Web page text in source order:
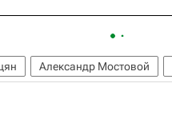
Александр Мостовой